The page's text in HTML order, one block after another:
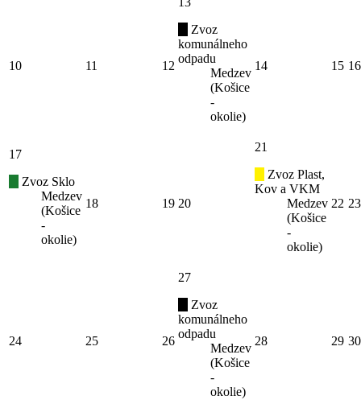
10 11 12
Zvoz
komunálneho
odpadu
Medzev
(Košice
-
okolie)
14 15 16
17
Zvoz Sklo
Medzev
(Košice
-
okolie)
18 19 20
21
Zvoz Plast,
Kov a VKM
Medzev
(Košice
-
okolie)
22 23
24 25 26
27
Zvoz
komunálneho
odpadu
Medzev
(Košice
-
okolie)
28 29 30